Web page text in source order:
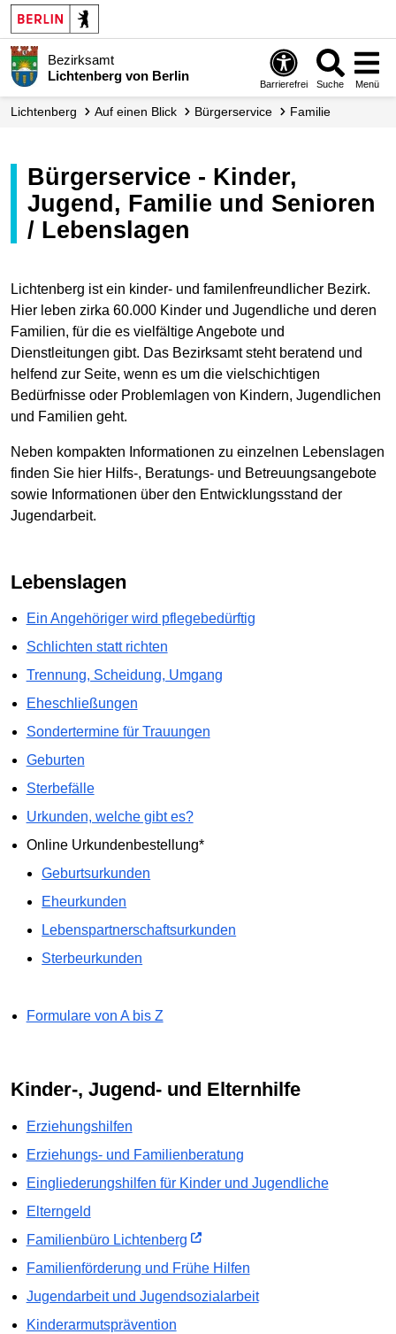
Bezirksamt
Lichtenberg von Berlin
Barrierefrei Suche Menü
Lichtenberg Auf einen Blick Bürgerservice Familie
Bürgerservice - Kinder,
Jugend, Familie und Senioren
/ Lebenslagen
Lichtenberg ist ein kinder- und familenfreundlicher Bezirk.
Hier leben zirka 60.000 Kinder und Jugendliche und deren
Familien, für die es vielfältige Angebote und
Dienstleitungen gibt. Das Bezirksamt steht beratend und
helfend zur Seite, wenn es um die vielschichtigen
Bedürfnisse oder Problemlagen von Kindern, Jugendlichen
und Familien geht.
Neben kompakten Informationen zu einzelnen Lebenslagen
finden Sie hier Hilfs-, Beratungs- und Betreuungsangebote
sowie Informationen über den Entwicklungsstand der
Jugendarbeit.
Lebenslagen
Ein Angehöriger wird pflegebedürftig
Schlichten statt richten
Trennung, Scheidung, Umgang
Eheschließungen
Sondertermine für Trauungen
Geburten
Sterbefälle
Urkunden, welche gibt es?
Online Urkundenbestellung*
Geburtsurkunden
Eheurkunden
Lebenspartnerschaftsurkunden
Sterbeurkunden
Formulare von A bis Z
Kinder-, Jugend- und Elternhilfe
Erziehungshilfen
Erziehungs- und Familienberatung
Eingliederungshilfen für Kinder und Jugendliche
Elterngeld
Familienbüro Lichtenberg
Familienförderung und Frühe Hilfen
Jugendarbeit und Jugendsozialarbeit
Kinderarmutsprävention